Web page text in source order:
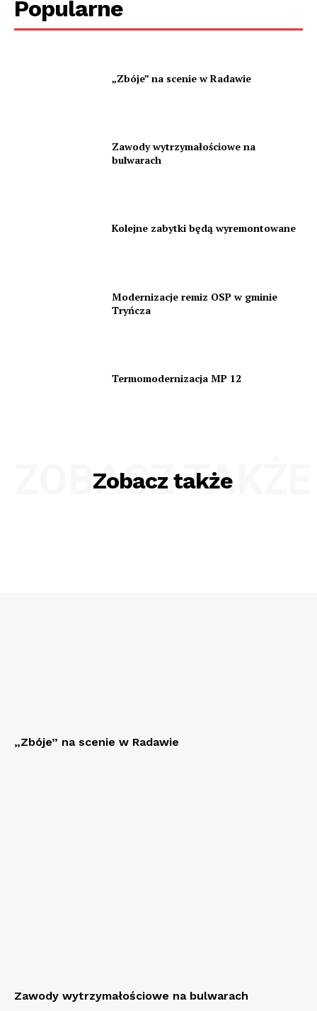
Popularne
„Zbóje” na scenie w Radawie
Zawody wytrzymałościowe na
bulwarach
Kolejne zabytki będą wyremontowane
Modernizacje remiz OSP w gminie
Tryńcza
Termomodernizacja MP 12
Zobacz także
ZOBACZ TAKŻE
„Zbóje” na scenie w Radawie
Zawody wytrzymałościowe na bulwarach